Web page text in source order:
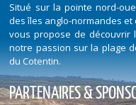
Situé sur la pointe nord-
des îles anglo-normandes et
vous propose de découvrir
notre passion sur la plage
du Cotentin.
PARTENAIRES &